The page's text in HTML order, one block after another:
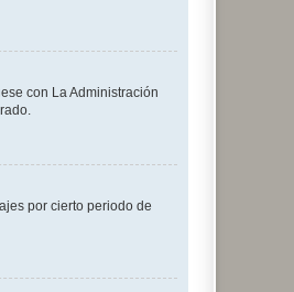
con La Administración
por cierto periodo de